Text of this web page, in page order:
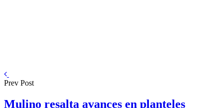
Prev Post
Mulino resalta avances en planteles